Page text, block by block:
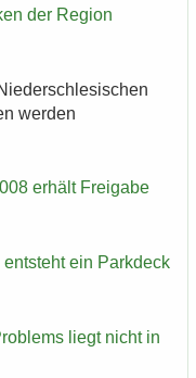
der Re­gi­on
wer­den
er­hält Frei­ga­be
ein Park­deck
liegt nicht in